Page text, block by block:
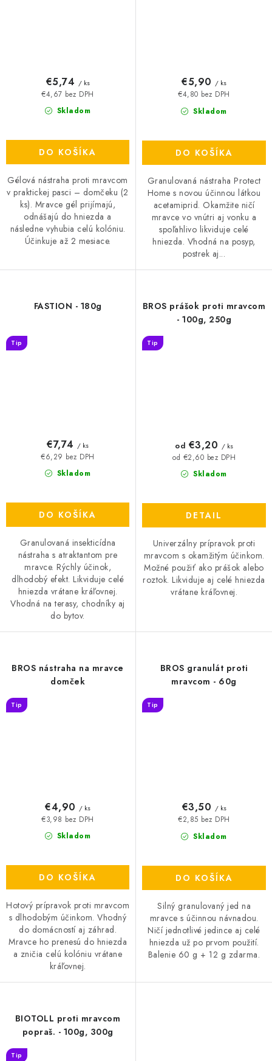
Skladom
€4,67 bez DPH
€5,74 / ks
DO KOŠÍKA
Gélová nástraha proti mravcom
v praktickej pasci – domčeku (2
ks). Mravce gél prijímajú,
odnášajú do hniezda a
následne vyhubia celú kolóniu.
Účinkuje až 2 mesiace.
Skladom
€4,80 bez DPH
€5,90 / ks
DO KOŠÍKA
Granulovaná nástraha Protect
Home s novou účinnou látkou
acetamiprid. Okamžite ničí
mravce vo vnútri aj vonku a
spoľahlivo likviduje celé
hniezda. Vhodná na posyp,
postrek aj...
FASTION - 180g
Tip
Skladom
€6,29 bez DPH
€7,74 / ks
DO KOŠÍKA
Granulovaná insekticídna
nástraha s atraktantom pre
mravce. Rýchly účinok,
dlhodobý efekt. Likviduje celé
hniezda vrátane kráľovnej.
Vhodná na terasy, chodníky aj
do bytov.
BROS prášok proti mravcom
- 100g, 250g
Tip
Skladom
od €2,60 bez DPH
od €3,20 / ks
DETAIL
Univerzálny prípravok proti
mravcom s okamžitým účinkom.
Možné použiť ako prášok alebo
roztok. Likviduje aj celé hniezda
vrátane kráľovnej.
BROS nástraha na mravce
domček
Tip
Skladom
€3,98 bez DPH
€4,90 / ks
DO KOŠÍKA
Hotový prípravok proti mravcom
s dlhodobým účinkom. Vhodný
do domácností aj záhrad.
Mravce ho prenesú do hniezda
a zničia celú kolóniu vrátane
kráľovnej.
BROS granulát proti
mravcom - 60g
Tip
Skladom
€2,85 bez DPH
€3,50 / ks
DO KOŠÍKA
Silný granulovaný jed na
mravce s účinnou návnadou.
Ničí jednotlivé jedince aj celé
hniezda už po prvom použití.
Balenie 60 g + 12 g zdarma.
BIOTOLL proti mravcom
popraš. - 100g, 300g
Tip